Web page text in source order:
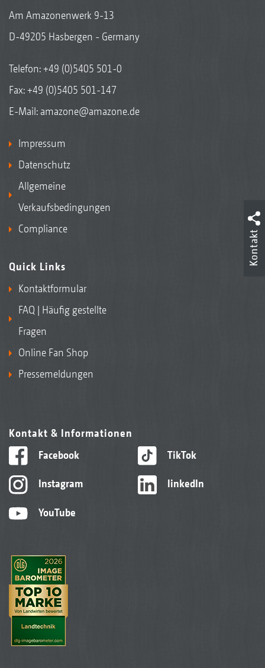
Am Amazonenwerk 9-13
D-49205 Hasbergen - Germany
Telefon:+49 (0)5405 501-0
Fax: +49 (0)5405 501-147
E-Mail: amazone@amazone.de
Impressum
Datenschutz
Allgemeine
Verkaufsbedingungen
Compliance
Quick Links
Kontaktformular
FAQ | Häufig gestellte
Fragen
Online Fan Shop
Pressemeldungen
Kontakt & Informationen
Facebook
Instagram
YouTube
TikTok
linkedIn
Kontakt